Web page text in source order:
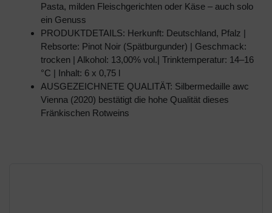
Pasta, milden Fleischgerichten oder Käse – auch solo
ein Genuss
PRODUKTDETAILS: Herkunft: Deutschland, Pfalz |
Rebsorte: Pinot Noir (Spätburgunder) | Geschmack:
trocken | Alkohol: 13,00% vol.| Trinktemperatur: 14–16
°C | Inhalt: 6 x 0,75 l
AUSGEZEICHNETE QUALITÄT: Silbermedaille awc
Vienna (2020) bestätigt die hohe Qualität dieses
Fränkischen Rotweins